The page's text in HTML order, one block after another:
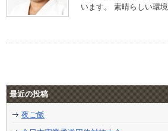
います。 素晴らしい環
最近の投稿
夜ご飯